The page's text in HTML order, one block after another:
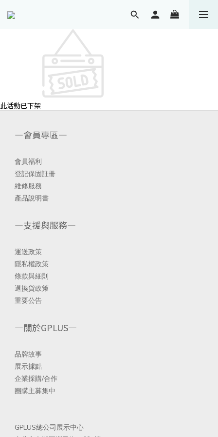
此活動已下架
—會員專區—
會員福利
登記保固註冊
維修服務
產品說明書
—支援與服務—
運送政策
隱私權政策
條款與細則
退換貨政策
重要公告
—關於GPLUS—
品牌故事
展示據點
企業採購/合作
團購主募集中
GPLUS總公司展示中心